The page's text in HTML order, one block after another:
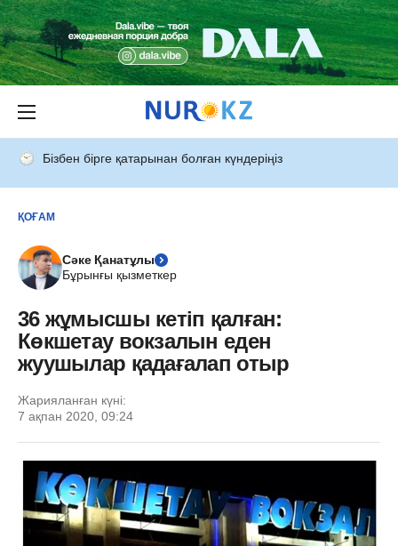
Бізбен бірге қатарынан болған күндеріңіз
ҚОҒАМ
Сәке Қанатұлы
Бұрынғы қызметкер
36 жұмысшы кетіп қалған:
Көкшетау вокзалын еден
жуушылар қадағалап отыр
Жарияланған күні:
7 ақпан 2020, 09:24